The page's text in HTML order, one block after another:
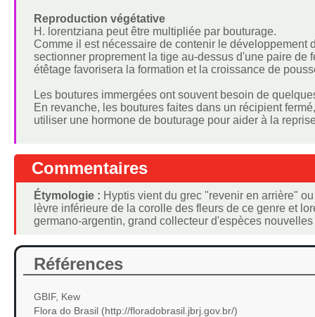
Reproduction végétative
H. lorentziana peut être multipliée par bouturage.
Comme il est nécessaire de contenir le
sectionner proprement la tige au-dessus d'une paire
étêtage favorisera la formation et la croissance de
Les boutures immergées ont souvent besoin de
En revanche, les boutures faites dans un récipient
utiliser une hormone de bouturage pour aider à la
Commentaires
Étymologie : Hyptis vient du grec "revenir en arrière"
lèvre inférieure de la corolle des fleurs de ce genre et
germano-argentin, grand collecteur d'espèces
Références
GBIF, Kew
Flora do Brasil (http://floradobrasil.jbrj.gov.br/)